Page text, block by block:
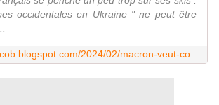
occidentales en Ukraine " ne peut être